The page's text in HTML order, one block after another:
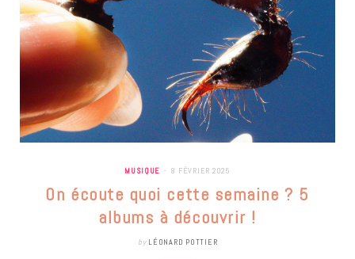
MUSIQUE 8 FÉVRIER 2025
On écoute quoi cette semaine ? 5
albums à découvrir !
by LÉONARD POTTIER